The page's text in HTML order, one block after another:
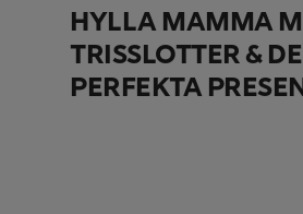
HYLLA MAMMA
TRISSLOTTER &
PERFEKTA